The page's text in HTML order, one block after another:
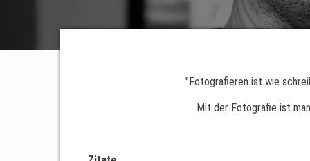
"Fotografieren ist wie
Mit der Fotografie ist